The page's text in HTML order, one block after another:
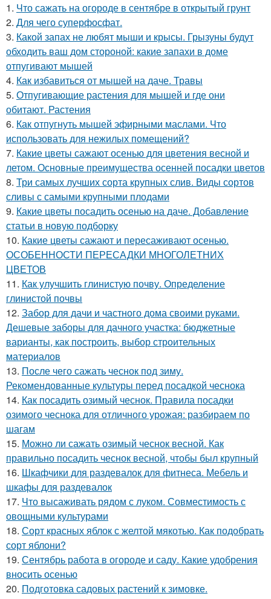
1. Что сажать на огороде в сентябре в открытый грунт
2. Для чего суперфосфат.
3. Какой запах не любят мыши и крысы. Грызуны будут
обходить ваш дом стороной: какие запахи в доме
отпугивают мышей
4. Как избавиться от мышей на даче. Травы
5. Отпугивающие растения для мышей и где они
обитают. Растения
6. Как отпугнуть мышей эфирными маслами. Что
использовать для нежилых помещений?
7. Какие цветы сажают осенью для цветения весной и
летом. Основные преимущества осенней посадки цветов
8. Три самых лучших сорта крупных слив. Виды сортов
сливы с самыми крупными плодами
9. Какие цветы посадить осенью на даче. Добавление
статьи в новую подборку
10. Какие цветы сажают и пересаживают осенью.
ОСОБЕННОСТИ ПЕРЕСАДКИ МНОГОЛЕТНИХ
ЦВЕТОВ
11. Как улучшить глинистую почву. Определение
глинистой почвы
12. Забор для дачи и частного дома своими руками.
Дешевые заборы для дачного участка: бюджетные
варианты, как построить, выбор строительных
материалов
13. После чего сажать чеснок под зиму.
Рекомендованные культуры перед посадкой чеснока
14. Как посадить озимый чеснок. Правила посадки
озимого чеснока для отличного урожая: разбираем по
шагам
15. Можно ли сажать озимый чеснок весной. Как
правильно посадить чеснок весной, чтобы был крупный
16. Шкафчики для раздевалок для фитнеса. Мебель и
шкафы для раздевалок
17. Что высаживать рядом с луком. Совместимость с
овощными культурами
18. Сорт красных яблок с желтой мякотью. Как подобрать
сорт яблони?
19. Сентябрь работа в огороде и саду. Какие удобрения
вносить осенью
20. Подготовка садовых растений к зимовке.